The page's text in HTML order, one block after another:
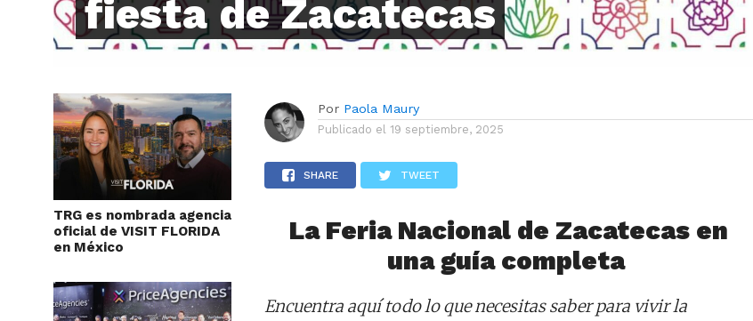
fiesta de Zacatecas
TRG es nombrada agencia
oficial de VISIT FLORIDA
en México
Por Paola Maury
Publicado el 19 septiembre, 2025
SHARE TWEET
La Feria Nacional de Zacatecas en
una guía completa
Encuentra aquí todo lo que necesitas saber para vivir la